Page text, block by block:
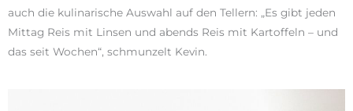
auch die kulinarische Auswahl auf den Tellern: „Es gibt jeden
Mittag Reis mit Linsen und abends Reis mit Kartoffeln – und
das seit Wochen“, schmunzelt Kevin.